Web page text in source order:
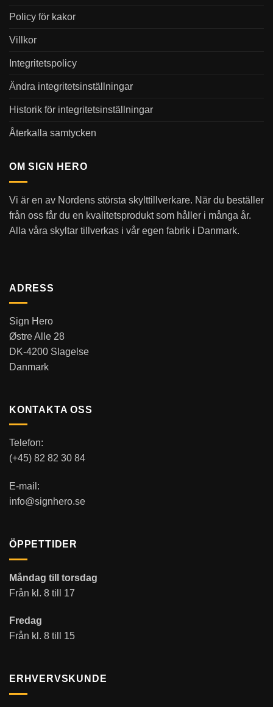
Policy för kakor
Villkor
Integritetspolicy
Ändra integritetsinställningar
Historik för integritetsinställningar
Återkalla samtycken
OM SIGN HERO
Vi är en av Nordens största skylttillverkare. När du beställer
från oss får du en kvalitetsprodukt som håller i många år.
Alla våra skyltar tillverkas i vår egen fabrik i Danmark.
ADRESS
Sign Hero
Østre Alle 28
DK-4200 Slagelse
Danmark
KONTAKTA OSS
Telefon:
(+45) 82 82 30 84
E-mail:
info@signhero.se
ÖPPETTIDER
Måndag till torsdag
Från kl. 8 till 17
Fredag
Från kl. 8 till 15
ERHVERVSKUNDE